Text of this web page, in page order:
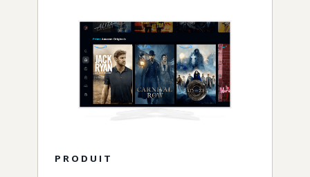
PRODUIT